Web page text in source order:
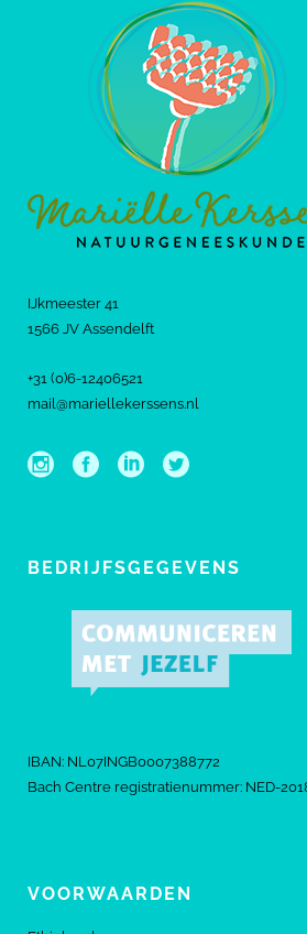
IJkmeester 41
1566 JV Assendelft
+31 (0)6-12406521
mail@mariellekerssens.nl
BEDRIJFSGEGEVENS
IBAN: NL07INGB0007388772
Bach Centre registratienummer: NED-
VOORWAARDEN